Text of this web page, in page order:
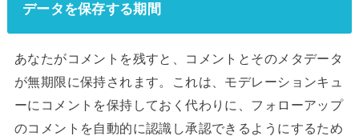
データを保存する期間
あなたがコメントを残すと、コメントとそのメタデータ
が無期限に保持されます。これは、モデレーションキュ
ーにコメントを保持しておく代わりに、フォローアップ
のコメントを自動的に認識し承認できるようにするため